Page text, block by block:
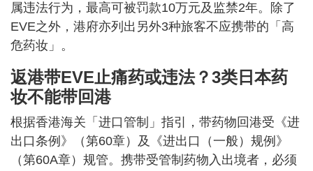
属违法行为，最高可被罚款10万元及监禁2年。除了
EVE之外，港府亦列出另外3种旅客不应携带的「高
危药妆」。
返港带EVE止痛药或违法？3类日本药
妆不能带回港
根据香港海关「进口管制」指引，带药物回港受《进
出口条例》（第60章）及《进出口（一般）规例》
（第60A章）规管。携带受管制药物入出境者，必须